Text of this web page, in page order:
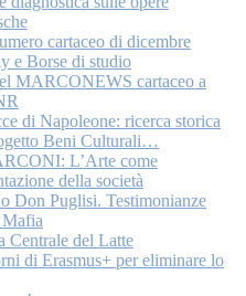
cartaceo di dicembre
e Borse di studio
MARCONEWS cartaceo a
di Napoleone: ricerca storica
Beni Culturali…
L’Arte come
della società
Don Puglisi. Testimonianze
Centrale del Latte
di Erasmus+ per eliminare lo